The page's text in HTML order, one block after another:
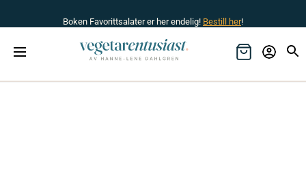
Boken Favorittsalater er her endelig! Bestill her!